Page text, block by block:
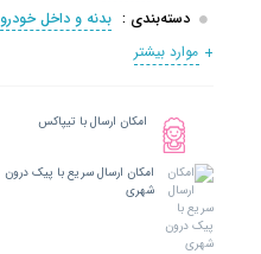
دسته‌بندی : بدنه و داخل خودرو
موارد بیشتر
امکان ارسال با تیپاکس
امکان ارسال سریع با پیک درون
شهری